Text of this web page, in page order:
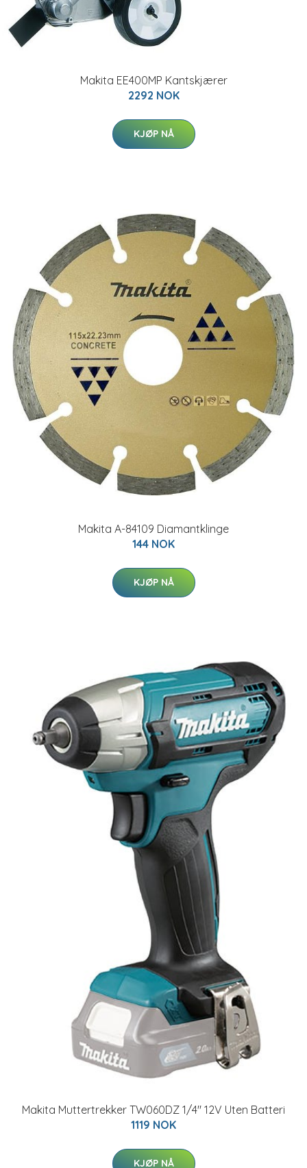
Makita EE400MP Kantskjærer
2292 NOK
KJØP NÅ
Makita A-84109 Diamantklinge
144 NOK
KJØP NÅ
Makita Muttertrekker TW060DZ 1/4" 12V Uten Batteri
1119 NOK
KJØP NÅ